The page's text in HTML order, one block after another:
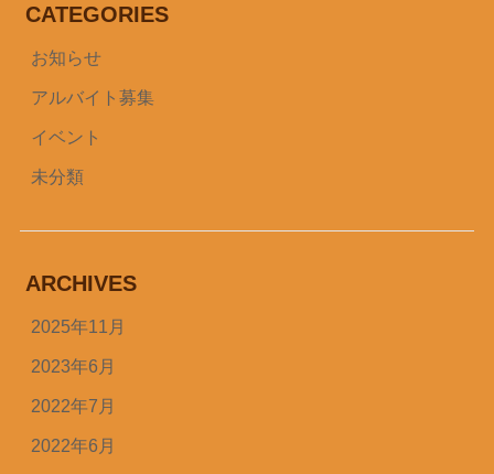
CATEGORIES
お知らせ
アルバイト募集
イベント
未分類
ARCHIVES
2025年11月
2023年6月
2022年7月
2022年6月